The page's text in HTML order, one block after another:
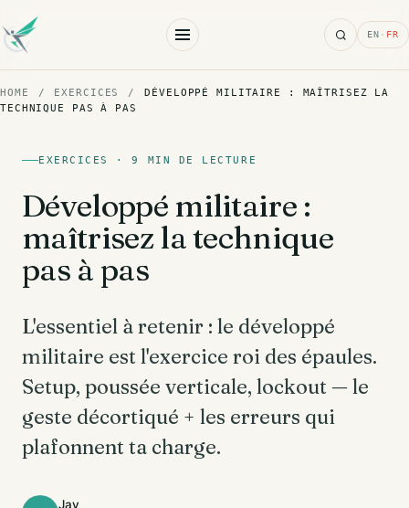
Search
EN · FR
HOME / EXERCICES /
DÉVELOPPÉ MILITAIRE : MAÎTRISEZ LA
TECHNIQUE PAS À PAS
EXERCICES · 9 MIN DE LECTURE
Développé militaire :
maîtrisez la technique
pas à pas
L'essentiel à retenir : le développé
militaire est l'exercice roi des épaules.
Setup, poussée verticale, lockout — le
geste décortiqué + les erreurs qui
plafonnent ta charge.
Jay